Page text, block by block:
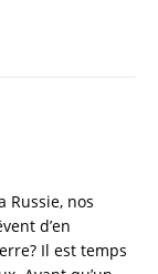
Russie, nos
d’en
Il est temps